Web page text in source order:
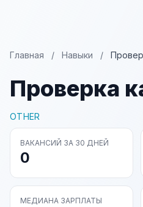
Главная / Навыки /
Проверка
OTHER
ВАКАНСИЙ ЗА 30 ДНЕЙ
0
МЕДИАНА ЗАРПЛАТЫ